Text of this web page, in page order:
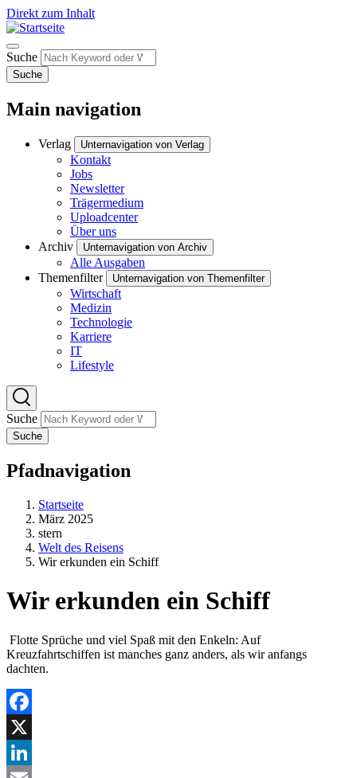
Direkt zum Inhalt
Suche
Suche
Main navigation
Verlag Unternavigation von Verlag
Kontakt
Jobs
Newsletter
Trägermedium
Uploadcenter
Über uns
Archiv
Unternavigation von Archiv
Alle Ausgaben
Themenfilter
Unternavigation von Themenfilter
Wirtschaft
Medizin
Technologie
Karriere
IT
Lifestyle
Suche
Suche
Pfadnavigation
Startseite
März 2025
stern
Welt des Reisens
Wir erkunden ein Schiff
Wir erkunden ein Schiff
Flotte Sprüche und viel Spaß mit den Enkeln: Auf
Kreuzfahrtschiffen ist manches ganz anders, als wir anfangs
dachten.
Facebook
X